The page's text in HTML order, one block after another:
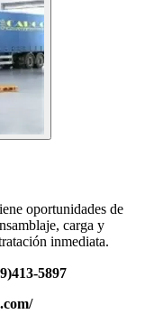
oportunidades de
carga y
inmediata.
5897